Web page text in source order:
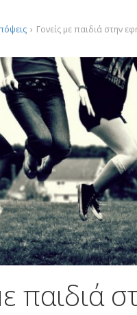
› Γονείς με παιδιά στην
παιδιά